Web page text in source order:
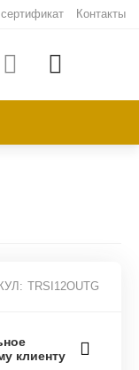
Контакты
TRSI12OUTG
клиенту